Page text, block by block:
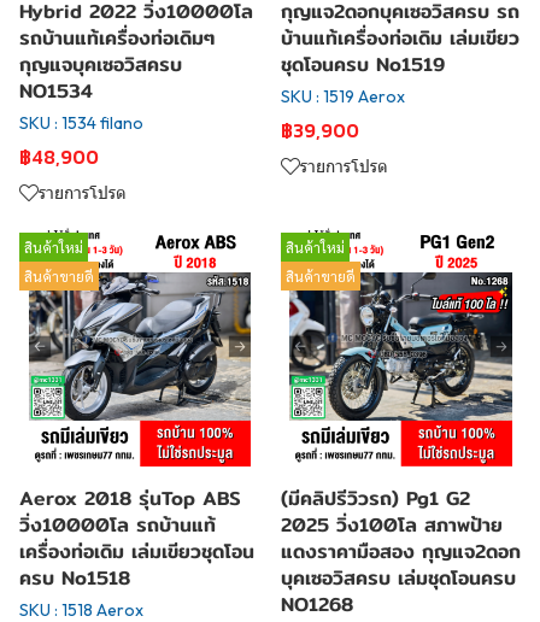
Hybrid 2022 วิ่ง10000โล
รถบ้านแท้เครื่องท่อเดิมๆ
กุญแจบุคเซอวิสครบ
NO1534
SKU : 1534 filano
฿48,900
รายการโปรด
กุญแจ2ดอกบุคเซอวิสครบ รถ
บ้านแท้เครื่องท่อเดิม เล่มเขียว
ชุดโอนครบ No1519
SKU : 1519 Aerox
฿39,900
รายการโปรด
สินค้าใหม่
สินค้าขายดี
Aerox 2018 รุ่นTop ABS
วิ่ง10000โล รถบ้านแท้
เครื่องท่อเดิม เล่มเขียวชุดโอน
ครบ No1518
SKU : 1518 Aerox
สินค้าใหม่
สินค้าขายดี
(มีคลิปรีวิวรถ) Pg1 G2
2025 วิ่ง100โล สภาพป้าย
แดงราคามือสอง กุญแจ2ดอก
บุคเซอวิสครบ เล่มชุดโอนครบ
NO1268